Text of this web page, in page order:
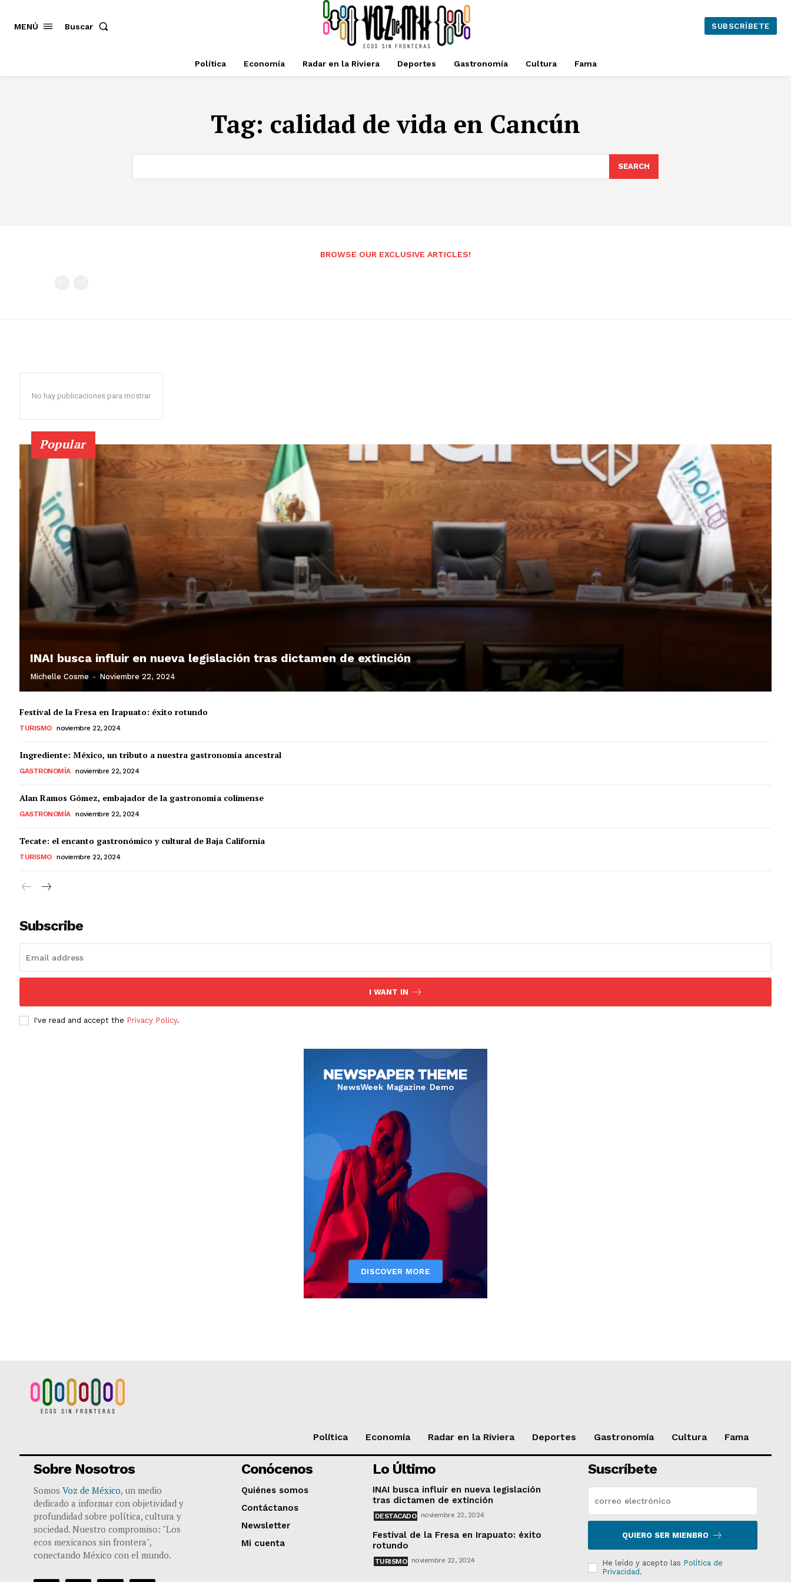
MENÚ Buscar SUBSCRÍBETE
Política Economía Radar en la Riviera Deportes Gastronomía Cultura Fama
Tag: calidad de vida en Cancún
SEARCH
BROWSE OUR EXCLUSIVE ARTICLES!
No hay publicaciones para mostrar
Popular
INAI busca influir en nueva legislación tras dictamen de extinción
Michelle Cosme - Noviembre 22, 2024
Festival de la Fresa en Irapuato: éxito rotundo
TURISMO noviembre 22, 2024
Ingrediente: México, un tributo a nuestra gastronomía ancestral
GASTRONOMÍA noviembre 22, 2024
Alan Ramos Gómez, embajador de la gastronomía colimense
GASTRONOMÍA noviembre 22, 2024
Tecate: el encanto gastronómico y cultural de Baja California
TURISMO noviembre 22, 2024
Subscribe
I WANT IN
I've read and accept the Privacy Policy.
Política Economía Radar en la Riviera Deportes Gastronomía Cultura Fama
Sobre Nosotros
Somos Voz de México, un medio
dedicado a informar con objetividad y
profundidad sobre política, cultura y
sociedad. Nuestro compromiso: "Los
ecos mexicanos sin frontera",
conectando México con el mundo.
Conócenos
Quiénes somos
Contáctanos
Newsletter
Mi cuenta
Lo Último
INAI busca influir en nueva legislación
tras dictamen de extinción
DESTACADO noviembre 22, 2024
Festival de la Fresa en Irapuato: éxito
rotundo
TURISMO noviembre 22, 2024
Suscríbete
QUIERO SER MIENBRO
He leído y acepto las Política de
Privacidad .